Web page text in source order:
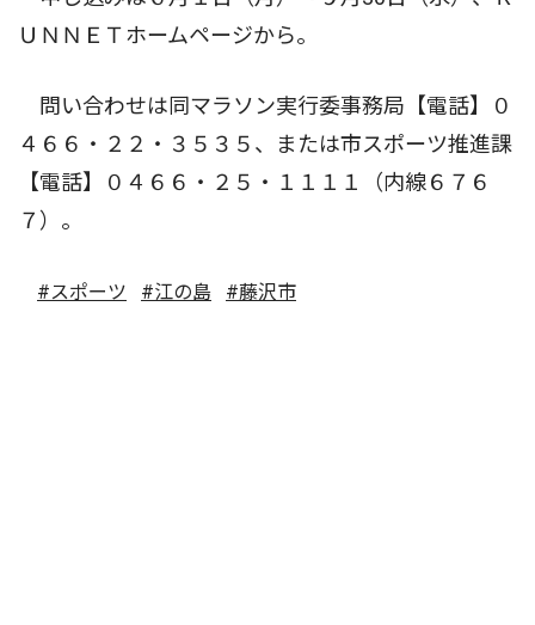
ＵＮＮＥＴホームページから。
問い合わせは同マラソン実行委事務局【電話】０
４６６・２２・３５３５、または市スポーツ推進課
【電話】０４６６・２５・１１１１（内線６７６
７）。
#スポーツ #江の島 #藤沢市